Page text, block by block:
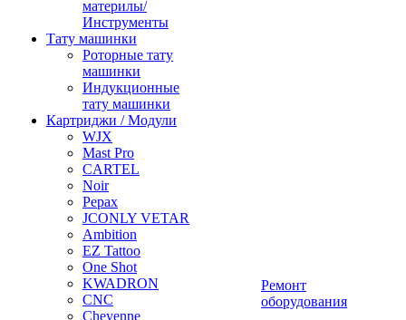
материлы/
Инструменты
Тату машинки
Роторные тату
машинки
Индукционные
тату машинки
Картриджи / Модули
WJX
Mast Pro
CARTEL
Noir
Pepax
JCONLY VETAR
Ambition
EZ Tattoo
One Shot
KWADRON
CNC
Cheyenne
Ремонт
оборудования